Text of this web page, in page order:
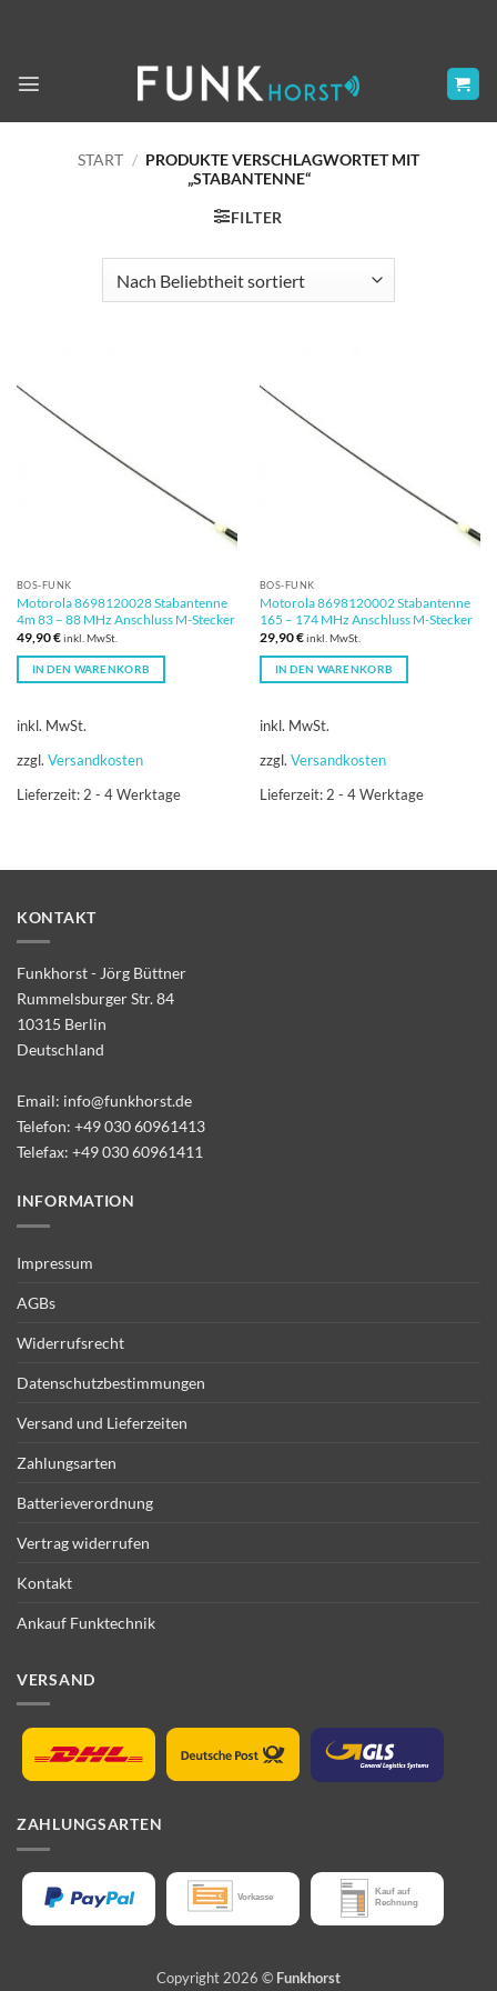
START / PRODUKTE VERSCHLAGWORTET MIT
„STABANTENNE“
FILTER
BOS-FUNK
Motorola 8698120028 Stabantenne
4m 83 – 88 MHz Anschluss M-Stecker
49,90€inkl. MwSt.
IN DEN WARENKORB
inkl. MwSt.
zzgl. Versandkosten
Lieferzeit:2 - 4 Werktage
BOS-FUNK
Motorola 8698120002 Stabantenne
165 – 174 MHz Anschluss M-Stecker
29,90€inkl. MwSt.
IN DEN WARENKORB
inkl. MwSt.
zzgl. Versandkosten
Lieferzeit:2 - 4 Werktage
KONTAKT
Funkhorst - Jörg Büttner
Rummelsburger Str. 84
10315 Berlin
Deutschland
Email: info@funkhorst.de
Telefon: +49 030 60961413
Telefax: +49 030 60961411
INFORMATION
Impressum
AGBs
Widerrufsrecht
Datenschutzbestimmungen
Versand und Lieferzeiten
Zahlungsarten
Batterieverordnung
Vertrag widerrufen
Kontakt
Ankauf Funktechnik
VERSAND
ZAHLUNGSARTEN
Copyright 2026 © Funkhorst